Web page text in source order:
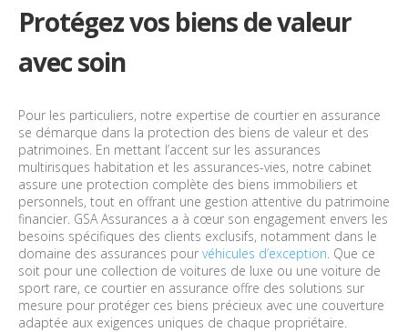
Protégez vos biens de valeur
avec soin
Pour les particuliers, notre expertise de courtier en assurance
se démarque dans la protection des biens de valeur et des
patrimoines. En mettant l’accent sur les assurances
multirisques habitation et les assurances-vies, notre cabinet
assure une protection complète des biens immobiliers et
personnels, tout en offrant une gestion attentive du patrimoine
financier. GSA Assurances a à cœur son engagement envers les
besoins spécifiques des clients exclusifs, notamment dans le
domaine des assurances pour véhicules d’exception. Que ce
soit pour une collection de voitures de luxe ou une voiture de
sport rare, ce courtier en assurance offre des solutions sur
mesure pour protéger ces biens précieux avec une couverture
adaptée aux exigences uniques de chaque propriétaire.